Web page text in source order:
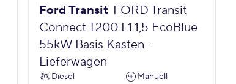
Ford Transit FORD Transit
Connect T200 L1 1,5 EcoBlue
55kW Basis Kasten-
Lieferwagen
Diesel
Manuell